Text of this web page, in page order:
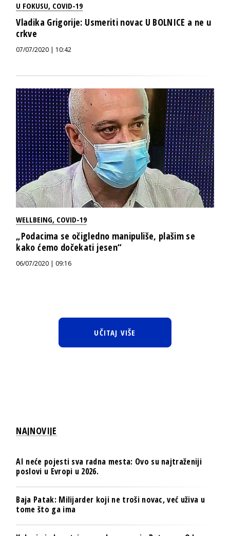
U FOKUSU, COVID-19
Vladika Grigorije: Usmeriti novac U BOLNICE a ne u
crkve
07/07/2020 | 10:42
WELLBEING, COVID-19
„Podacima se očigledno manipuliše, plašim se
kako ćemo dočekati jesen“
06/07/2020 | 09:16
UČITAJ VIŠE
NAJNOVIJE
AI neće pojesti sva radna mesta: Ovo su najtraženiji
poslovi u Evropi u 2026.
Baja Patak: Milijarder koji ne troši novac, već uživa u
tome što ga ima